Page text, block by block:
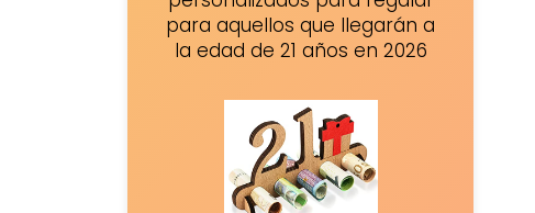
para aquellos que llegarán a
la edad de 21 años en 2026